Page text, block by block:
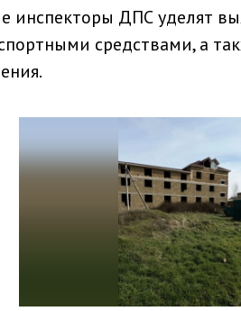
инспекторы ДПС уделят
средствами, а